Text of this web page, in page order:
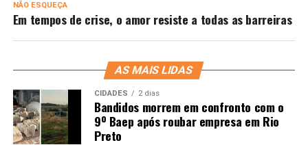
NÃO ESQUEÇA
Em tempos de crise, o amor resiste a todas as barreiras
AS MAIS LIDAS
CIDADES 2 dias
Bandidos morrem em confronto com o
9º Baep após roubar empresa em Rio
Preto